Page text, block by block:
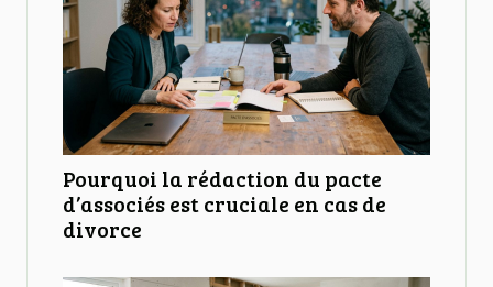
Pourquoi la rédaction du pacte
d’associés est cruciale en cas de
divorce